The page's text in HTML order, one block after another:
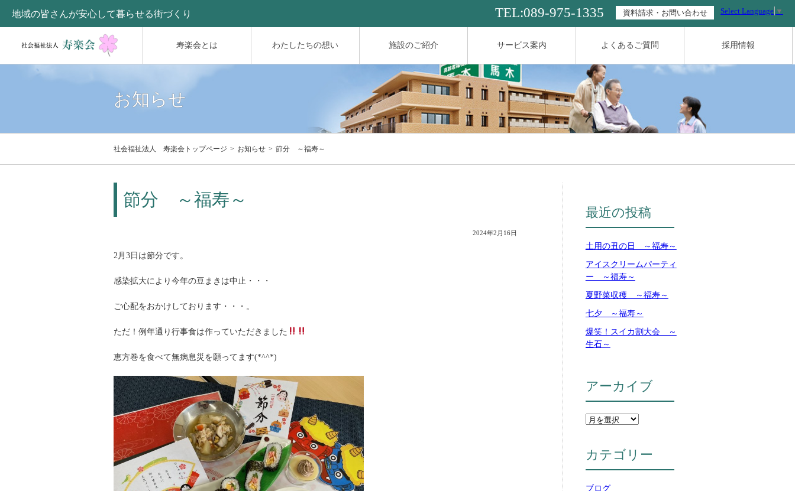
寿楽会とは わたしたちの想い 施設のご紹介 サービス案内 よくあるご質問 採用情報
地域の皆さんが安心して暮らせる街づくり TEL:089-975-1335 資料請求・お問い合わせ Select Language ▼
お知らせ
社会福祉法人 寿楽会トップページ お知らせ 節分 ～福寿～
節分 ～福寿～
2024年2月16日
2月3日は節分です。
感染拡大により今年の豆まきは中止・・・
ご心配をおかけしております・・・。
ただ！例年通り行事食は作っていただきました
恵方巻を食べて無病息災を願ってます(*^^*)
最近の投稿
土用の丑の日 ～福寿～
アイスクリームパーティ
ー ～福寿～
夏野菜収穫 ～福寿～
七夕 ～福寿～
爆笑！スイカ割大会 ～
生石～
アーカイブ
カテゴリー
ブログ